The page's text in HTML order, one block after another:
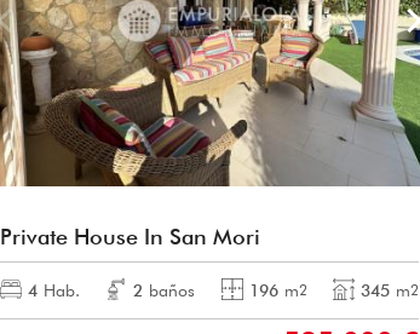
Private House In San Mori
4 Hab. 2 baños 196 m2 345 m2